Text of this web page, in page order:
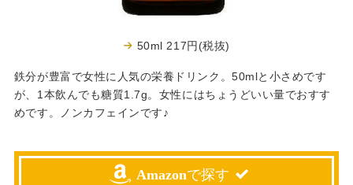
50ml 217円(税抜)
鉄分が豊富で女性に人気の栄養ドリンク。50mlと小さめです
が、1本飲んでも糖質1.7g。女性にはちょうどいい量でおすす
めです。ノンカフェインです♪
Amazonで探す